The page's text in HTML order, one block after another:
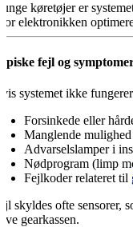
køretøjer er
elektronikken
fejl og
systemet ikke
Forsinkede eller
Manglende
Advarselslamper i
Nødprogram (limp
Fejlkoder relateret til
skyldes ofte sensorer,
gearkassen.